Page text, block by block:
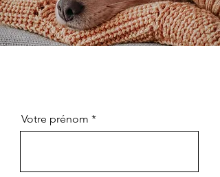
Votre prénom